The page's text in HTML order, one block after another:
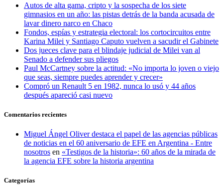
Autos de alta gama, cripto y la sospecha de los siete
gimnasios en un año: las pistas detrás de la banda acusada de
lavar dinero narco en Chaco
Fondos, espías y estrategia electoral: los cortocircuitos entre
Karina Milei y Santiago Caputo vuelven a sacudir el Gabinete
Dos jueces clave para el blindaje judicial de Milei van al
Senado a defender sus pliegos
Paul McCartney sobre la actitud: «No importa lo joven o viejo
que seas, siempre puedes aprender y crecer»
Compró un Renault 5 en 1982, nunca lo usó y 44 años
después apareció casi nuevo
Comentarios recientes
Miguel Ángel Oliver destaca el papel de las agencias públicas
de noticias en el 60 aniversario de EFE en Argentina - Entre
nosotros en «Testigos de la historia»: 60 años de la mirada de
la agencia EFE sobre la historia argentina
Categorías